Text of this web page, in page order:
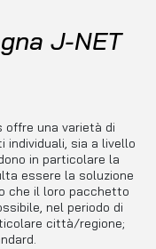
J-NET
offre una varietà di
individuali, sia a livello
in particolare la
essere la soluzione
che il loro pacchetto
nel periodo di
città/regione;